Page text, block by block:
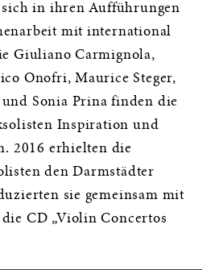
in ihren Aufführungen
mit international
Giuliano Carmignola,
Onofri, Maurice Steger,
Sonia Prina finden die
Inspiration und
2016 erhielten die
den Darmstädter
sie gemeinsam mit
CD „Violin Concertos